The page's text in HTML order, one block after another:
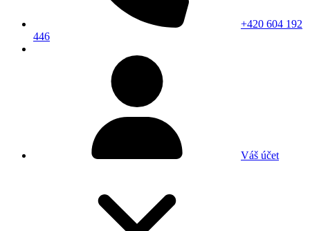
+420 604 192
446
Váš účet